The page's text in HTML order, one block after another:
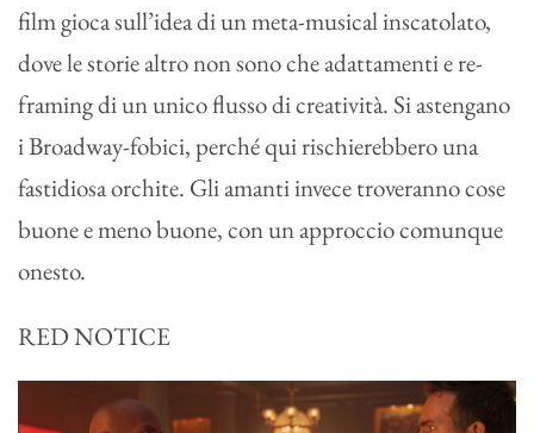
film gioca sull’idea di un meta-musical inscatolato,
dove le storie altro non sono che adattamenti e re-
framing di un unico flusso di creatività. Si astengano
i Broadway-fobici, perché qui rischierebbero una
fastidiosa orchite. Gli amanti invece troveranno cose
buone e meno buone, con un approccio comunque
onesto.
RED NOTICE